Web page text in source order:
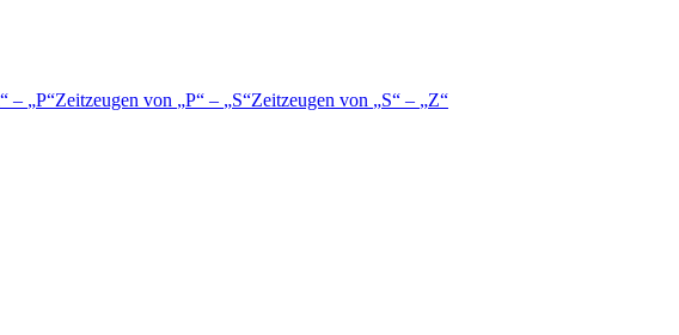
– P Zeitzeugen von P – S Zeitzeugen von S –
Z